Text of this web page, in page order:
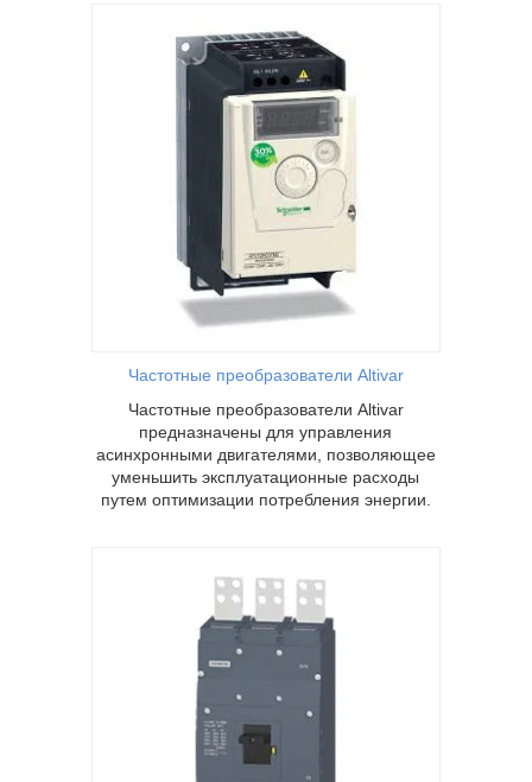
Частотные преобразователи Аltivar
Частотные преобразователи Аltivar
предназначены для управления
асинхронными двигателями, позволяющее
уменьшить эксплуатационные расходы
путем оптимизации потребления энергии.